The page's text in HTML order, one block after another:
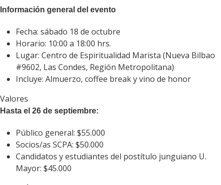
Información general del evento
Fecha: sábado 18 de octubre
Horario: 10:00 a 18:00 hrs.
Lugar: Centro de Espiritualidad Marista (Nueva Bilbao
#9602, Las Condes, Región Metropolitana)
Incluye: Almuerzo, coffee break y vino de honor
Valores
Hasta el 26 de septiembre:
Público general: $55.000
Socios/as SCPA: $50.000
Candidatos y estudiantes del postítulo junguiano U.
Mayor: $45.000